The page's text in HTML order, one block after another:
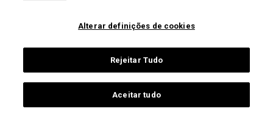
Alterar definições de cookies
Rejeitar Tudo
Aceitar tudo